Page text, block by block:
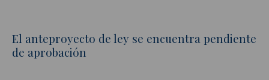
El anteproyecto de ley se encuentra pendiente
de aprobación